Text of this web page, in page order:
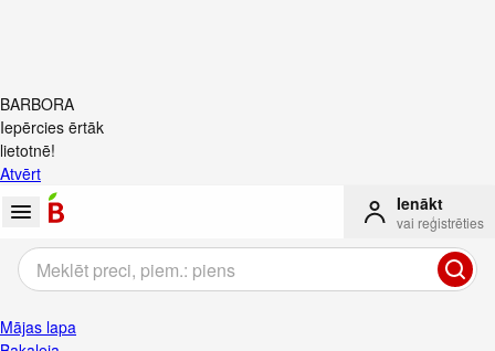
BARBORA
Iepērcies ērtāk
lietotnē!
Atvērt
Ienākt
vai reģistrēties
Mājas lapa